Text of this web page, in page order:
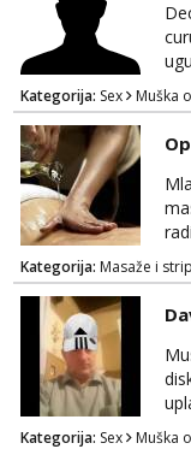
Kategorija: Sex Muška
Kategorija: Masaže i
Kategorija: Sex Muška